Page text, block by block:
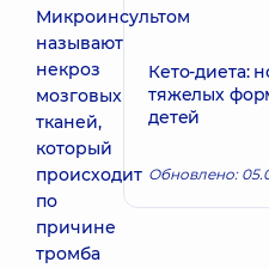
Микроинсультом
называют
некроз
мозговых
тканей,
который
происходит
по
причине
тромба
Кето-диета:
тяжелых
детей
Обновлено: